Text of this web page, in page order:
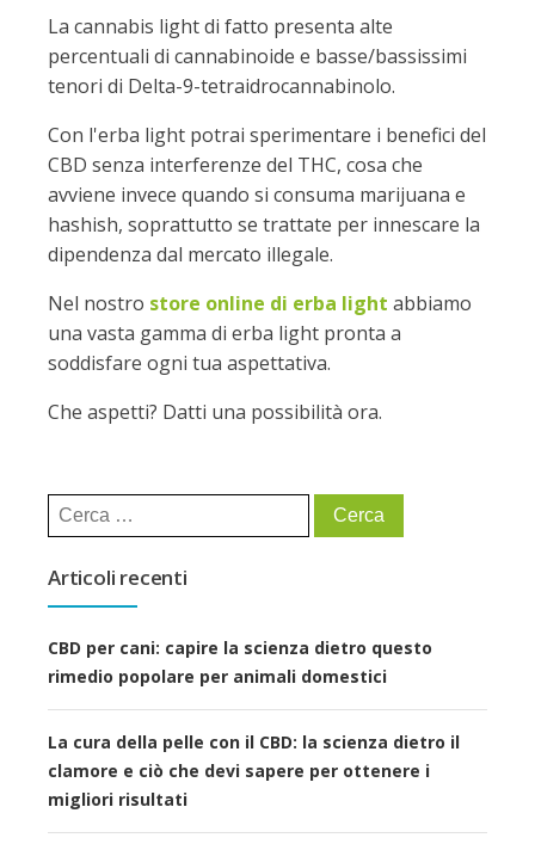
La cannabis light di fatto presenta alte
percentuali di cannabinoide e basse/bassissimi
tenori di Delta-9-tetraidrocannabinolo.
Con l'erba light potrai sperimentare i benefici del
CBD senza interferenze del THC, cosa che
avviene invece quando si consuma marijuana e
hashish, soprattutto se trattate per innescare la
dipendenza dal mercato illegale.
Nel nostro store online di erba light abbiamo
una vasta gamma di erba light pronta a
soddisfare ogni tua aspettativa.
Che aspetti? Datti una possibilità ora.
Ricerca
per:
Articoli recenti
CBD per cani: capire la scienza dietro questo
rimedio popolare per animali domestici
La cura della pelle con il CBD: la scienza dietro il
clamore e ciò che devi sapere per ottenere i
migliori risultati